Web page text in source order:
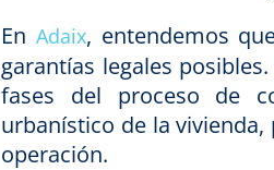
EnAdaix, entendemos
garantías legales
fases del proceso de
urbanístico de la
operación.